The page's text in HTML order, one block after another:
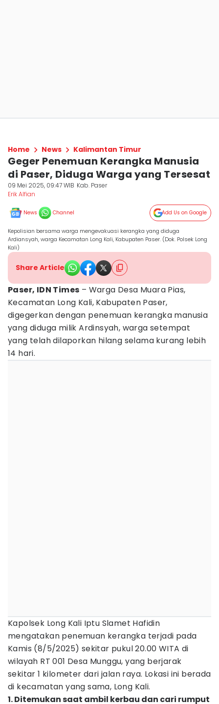
Home News Kalimantan Timur
Geger Penemuan Kerangka Manusia
di Paser, Diduga Warga yang Tersesat
09 Mei 2025, 09:47 WIB Kab. Paser
Erik Alfian
News Channel Add Us on Google
Kepolisian bersama warga mengevakuasi kerangka yang diduga
Ardiansyah, warga Kecamatan Long Kali, Kabupaten Paser. (Dok. Polsek Long
Kali)
Share Article
Paser, IDN Times – Warga Desa Muara Pias,
Kecamatan Long Kali, Kabupaten Paser,
digegerkan dengan penemuan kerangka manusia
yang diduga milik Ardinsyah, warga setempat
yang telah dilaporkan hilang selama kurang lebih
14 hari.
Kapolsek Long Kali Iptu Slamet Hafidin
mengatakan penemuan kerangka terjadi pada
Kamis (8/5/2025) sekitar pukul 20.00 WITA di
wilayah RT 001 Desa Munggu, yang berjarak
sekitar 1 kilometer dari jalan raya. Lokasi ini berada
di kecamatan yang sama, Long Kali.
1. Ditemukan saat ambil kerbau dan cari rumput